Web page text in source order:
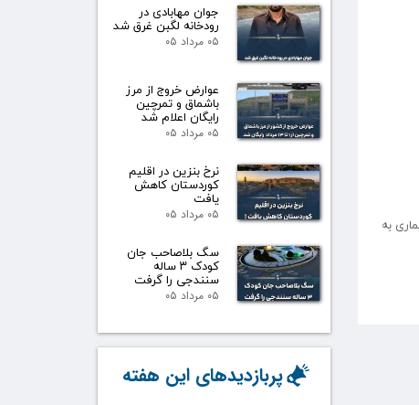
به
جوان مهابادی در
رودخانه لگبن غرق شد
۰۵ مرداد ۰۵
عوارض خروج از مرز
باشماق و تمرچین
رایگان اعلام شد
۰۵ مرداد ۰۵
نرخ بنزین در اقلیم
کوردستان کاهش
یافت
۰۵ مرداد ۰۵
سگ بلاصاحب جان
کودک ۳ ساله
سنندجی را گرفت
۰۵ مرداد ۰۵
پربازدیدهای این هفته